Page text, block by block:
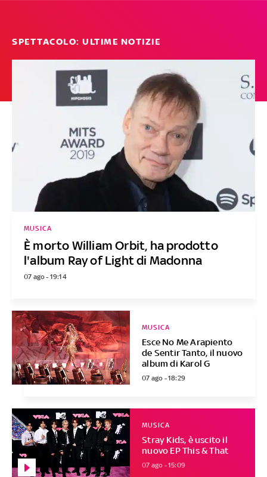
SPETTACOLO: ULTIME NOTIZIE
È morto William Orbit, ha prodotto
l'album Ray of Light di Madonna
MUSICA
07 ago - 19:14
Esce No Me Arapiento
de Sentir Tanto, il nuovo
album di Karol G
MUSICA
07 ago - 18:29
Stray Kids, è uscito il
nuovo EP This & That
MUSICA
07 ago - 15:09